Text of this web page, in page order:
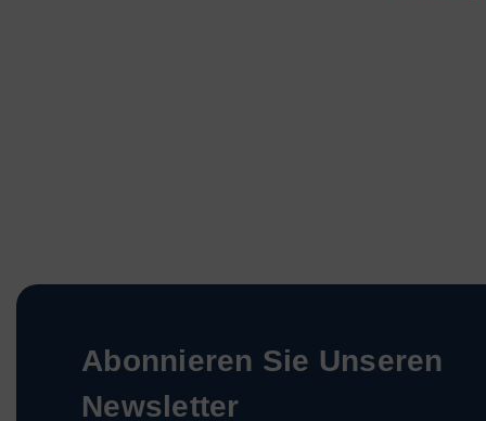
Abonnieren Sie Unseren
Newsletter